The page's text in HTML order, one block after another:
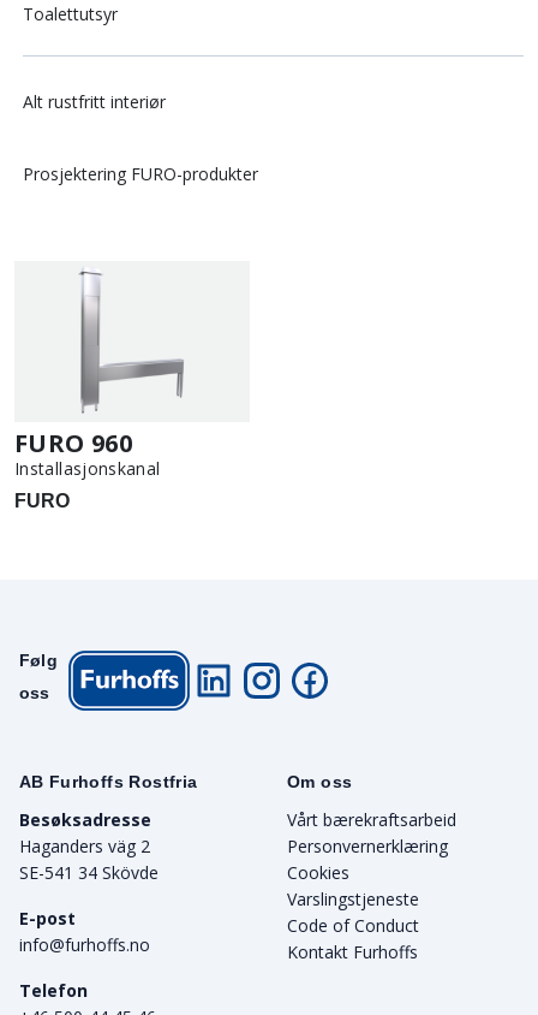
Toalettutsyr
Alt rustfritt interiør
Prosjektering FURO-produkter
FURO 960
Installasjonskanal
FURO
AB Furhoffs Rostfria
Besøksadresse
Haganders väg 2
SE-541 34 Skövde
E-post
info@furhoffs.no
Telefon
Om oss
Vårt bærekraftsarbeid
Personvernerklæring
Cookies
Varslingstjeneste
Code of Conduct
Kontakt Furhoffs
Følg
oss